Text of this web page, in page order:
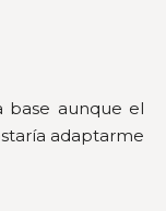
base aunque el
adaptarme